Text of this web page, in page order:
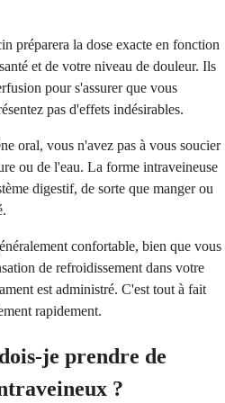
préparera la dose exacte en fonction
et de votre niveau de douleur. Ils
pour s'assurer que vous
pas d'effets indésirables.
oral, vous n'avez pas à vous soucier
ou de l'eau. La forme intraveineuse
digestif, de sorte que manger ou
confortable, bien que vous
de refroidissement dans votre
est administré. C'est tout à fait
rapidement.
je prendre de
?